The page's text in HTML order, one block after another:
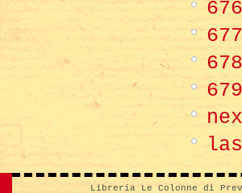
676
677
678
679
Libreria Le Colonne di